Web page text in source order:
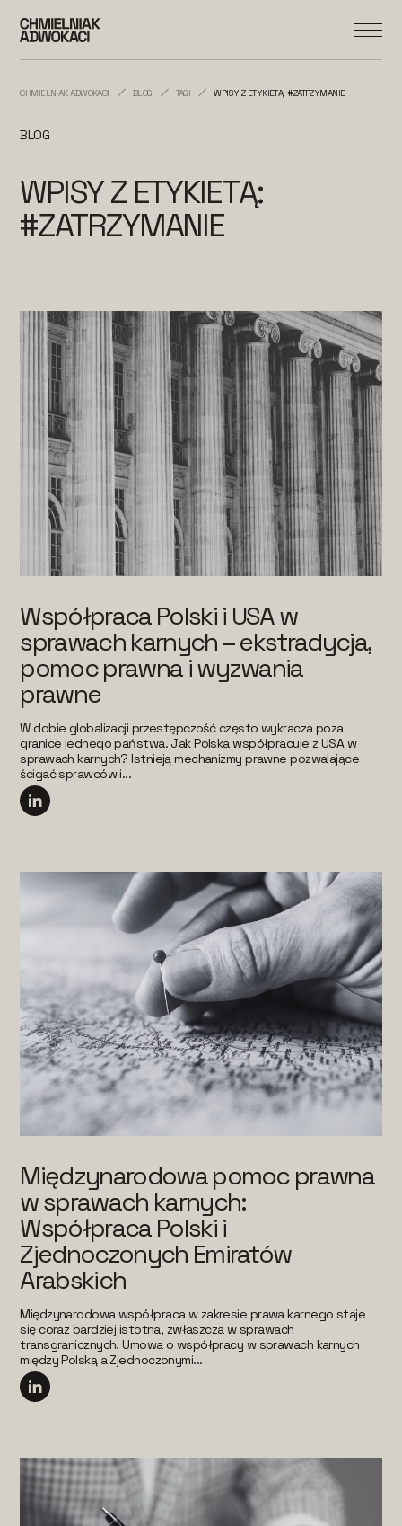
CHMIELNIAK ADWOKACI BLOG TAGI WPISY Z ETYKIETĄ: #ZATRZYMANIE
BLOG
WPISY Z ETYKIETĄ:
#ZATRZYMANIE
Współpraca Polski i USA w
sprawach karnych – ekstradycja,
pomoc prawna i wyzwania
prawne
W dobie globalizacji przestępczość często wykracza poza
granice jednego państwa. Jak Polska współpracuje z USA w
sprawach karnych? Istnieją mechanizmy prawne pozwalające
ścigać sprawców i...
Międzynarodowa pomoc prawna
w sprawach karnych:
Współpraca Polski i
Zjednoczonych Emiratów
Arabskich
Międzynarodowa współpraca w zakresie prawa karnego staje
się coraz bardziej istotna, zwłaszcza w sprawach
transgranicznych. Umowa o współpracy w sprawach karnych
między Polską a Zjednoczonymi...